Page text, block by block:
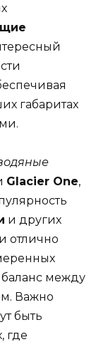
габаритах
Glacier One,
и других
отлично
баланс между
Важно
быть
где